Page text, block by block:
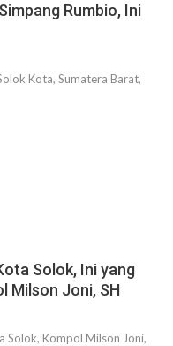
Rumbio, Ini
Kota, Sumatera Barat,
Solok, Ini yang
Milson Joni, SH
Solok, Kompol Milson Joni,